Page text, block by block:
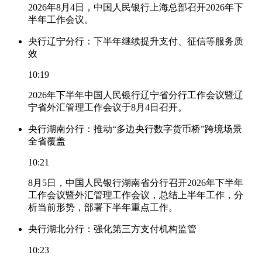
2026年8月4日，中国人民银行上海总部召开2026年下
半年工作会议。
央行辽宁分行：下半年继续提升支付、征信等服务质
效
10:19
2026年下半年中国人民银行辽宁省分行工作会议暨辽
宁省外汇管理工作会议于8月4日召开。
央行湖南分行：推动“多边央行数字货币桥”跨境场景
全省覆盖
10:21
8月5日，中国人民银行湖南省分行召开2026年下半年
工作会议暨外汇管理工作会议，总结上半年工作，分
析当前形势，部署下半年重点工作。
央行湖北分行：强化第三方支付机构监管
10:23